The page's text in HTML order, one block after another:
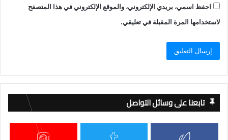
احفظ اسمي، بريدي الإلكتروني، والموقع الإلكتروني في هذا المتصفح
لاستخدامها المرة المقبلة في تعليقي.
تابعنا على وسائل التواصل